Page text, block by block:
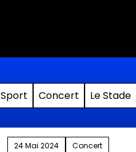
Sport Concert Le Stade
24 Mai 2024 Concert